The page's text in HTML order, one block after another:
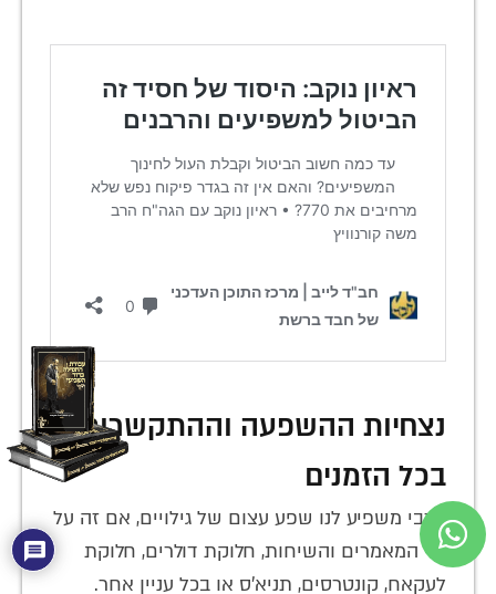
נצחיות ההשפעה וההתקשרות
בכל הזמנים
הרבי משפיע לנו שפע עצום של גילויים, אם זה על
ידי המאמרים והשיחות, חלוקת דולרים, חלוקת
לעקאח, קונטרסים, תניא'ס או בכל עניין אחר.